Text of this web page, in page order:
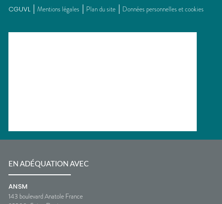
CGUVL Mentions légales Plan du site Données personnelles et cookies
EN ADÉQUATION AVEC
ANSM
143 boulevard Anatole France